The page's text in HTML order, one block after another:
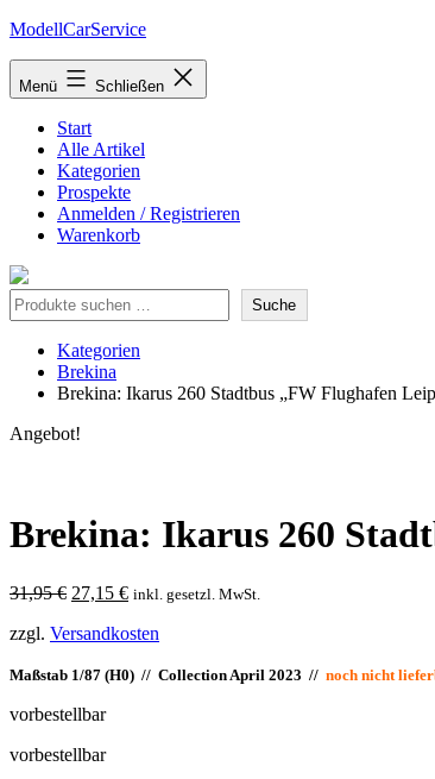
Zum
springen
ModellCarService
Menü Schließen
Start
Alle Artikel
Kategorien
Prospekte
Anmelden / Registrieren
Warenkorb
Suche Suche
Kategorien
Brekina
Brekina: Ikarus 260 Stadtbus „FW Flughafen
Angebot!
Brekina: Ikarus 260
31,95€ Ursprünglicher
war:
27,15 €Aktueller
ist:
inkl. gesetzl. MwSt.
zzgl. Versandkosten
Maßstab 1/87 (H0) // Collection April 2023 // noch nicht
vorbestellbar
vorbestellbar